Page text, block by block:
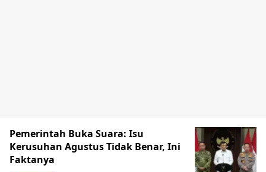
Pemerintah Buka Suara: Isu
Kerusuhan Agustus Tidak Benar, Ini
Faktanya